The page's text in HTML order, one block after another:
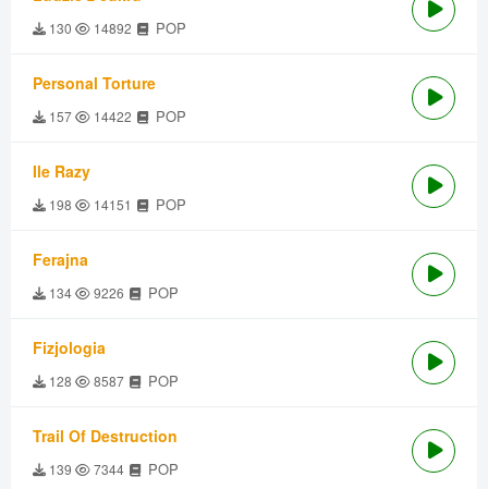
130 14892 POP
Personal Torture
157 14422 POP
Ile Razy
198 14151 POP
Ferajna
134 9226 POP
Fizjologia
128 8587 POP
Trail Of Destruction
139 7344 POP